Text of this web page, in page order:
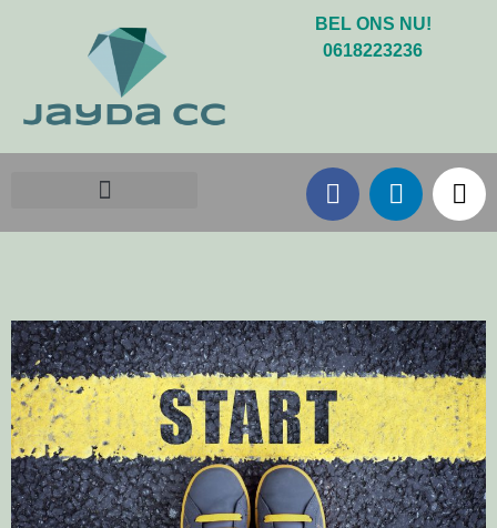
BEL ONS NU!
0618223236